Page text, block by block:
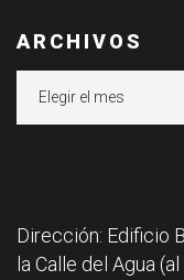
ARCHIVOS
Dirección: Edificio
la Calle del Agua